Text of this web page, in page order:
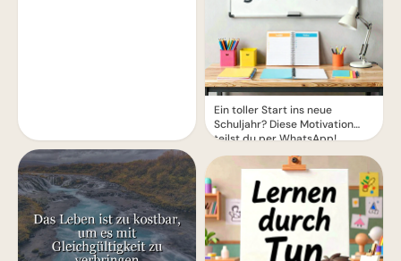
Ein toller Start ins neue
Schuljahr? Diese Motivation
teilst du per WhatsApp!